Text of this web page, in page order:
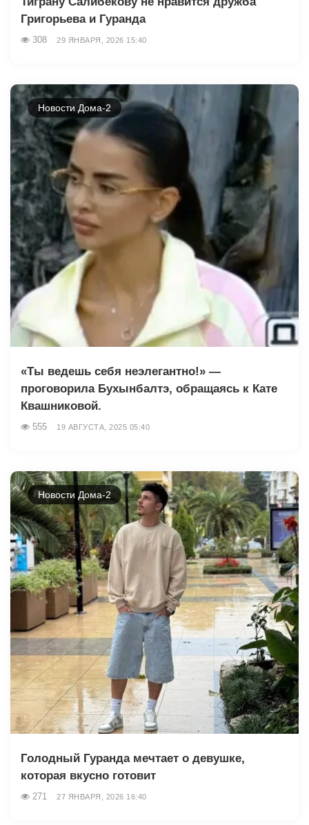
Григорьева и Гуранда
308 29 ЯНВАРЯ, 2026 15:40
Новости Дома-2
«Ты ведешь себя неэлегантно!» —
проговорила Бухынбалтэ, обращаясь к Кате
Квашниковой.
555 19 АВГУСТА, 2025 05:40
Новости Дома-2
Голодный Гуранда мечтает о девушке,
которая вкусно готовит
271 27 ЯНВАРЯ, 2026 16:40